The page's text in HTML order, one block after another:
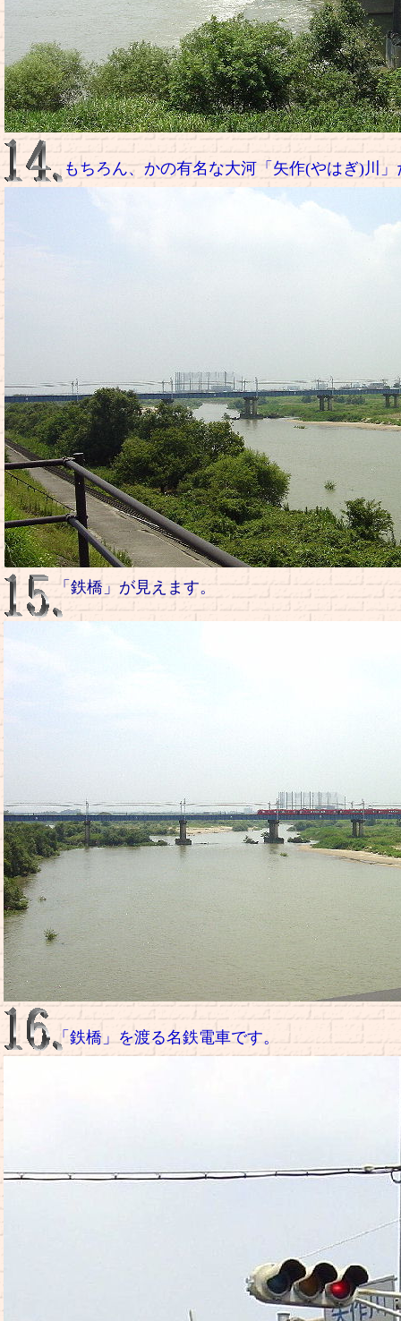
もちろん、かの有名な大河「矢作(やはぎ)川
「鉄橋」が見えます。
「鉄橋」を渡る名鉄電車です。